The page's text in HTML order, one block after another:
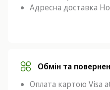
Адресна доставка
Обмін та
Оплата картою Visa